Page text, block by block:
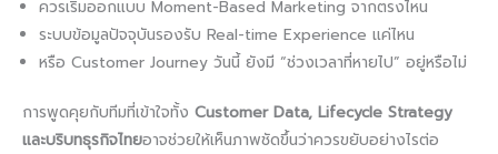
ควรเริ่มออกแบบ Moment-Based Marketing จากตรงไหน
ระบบข้อมูลปัจจุบันรองรับ Real-time Experience แค่ไหน
หรือ Customer Journey วันนี้ ยังมี “ช่วงเวลาที่หายไป” อยู่หรือไม่
การพูดคุยกับทีมที่เข้าใจทั้ง Customer Data, Lifecycle Strategy
และบริบทธุรกิจไทยอาจช่วยให้เห็นภาพชัดขึ้นว่าควรขยับอย่างไรต่อ